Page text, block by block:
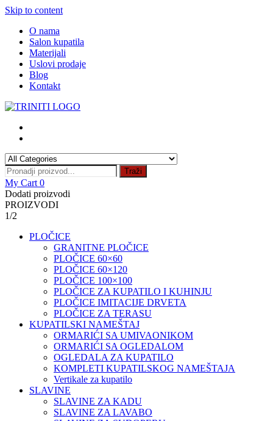
Skip to content
O nama
Salon kupatila
Materijali
Uslovi prodaje
Blog
Kontakt
Traži
My Cart 0
Dodati proizvodi
PROIZVODI
1/2
PLOČICE
GRANITNE PLOČICE
PLOČICE 60×60
PLOČICE 60×120
PLOČICE 100×100
PLOČICE ZA KUPATILO I KUHINJU
PLOČICE IMITACIJE DRVETA
PLOČICE ZA TERASU
KUPATILSKI NAMEŠTAJ
ORMARIĆI SA UMIVAONIKOM
ORMARIĆI SA OGLEDALOM
OGLEDALA ZA KUPATILO
KOMPLETI KUPATILSKOG NAMEŠTAJA
Vertikale za kupatilo
SLAVINE
SLAVINE ZA KADU
SLAVINE ZA LAVABO